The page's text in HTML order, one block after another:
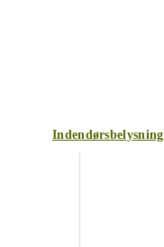
Indendørsbelysning